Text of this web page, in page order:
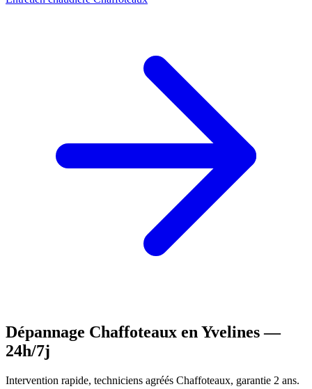
Dépannage Chaffoteaux en Yvelines —
24h/7j
Intervention rapide, techniciens agréés Chaffoteaux, garantie 2 ans.